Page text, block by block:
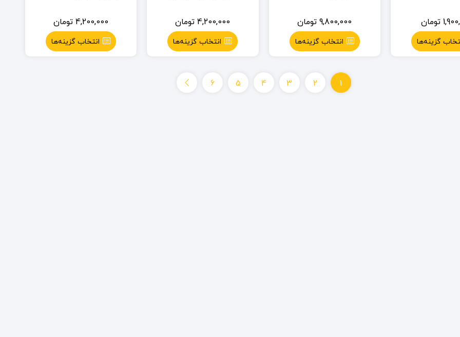
تومان
گزینه‌ها
9,800,000 تومان
انتخاب گزینه‌ها
4,200,000 تومان
انتخاب گزینه‌ها
4,200,000 تومان
انتخاب گزینه‌ها
1
2
3
4
5
6